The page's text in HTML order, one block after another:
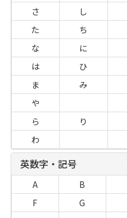
さ
し
た
ち
な
に
は
ひ
ま
み
や
ら
り
わ
英数字・記号
A B
F
G